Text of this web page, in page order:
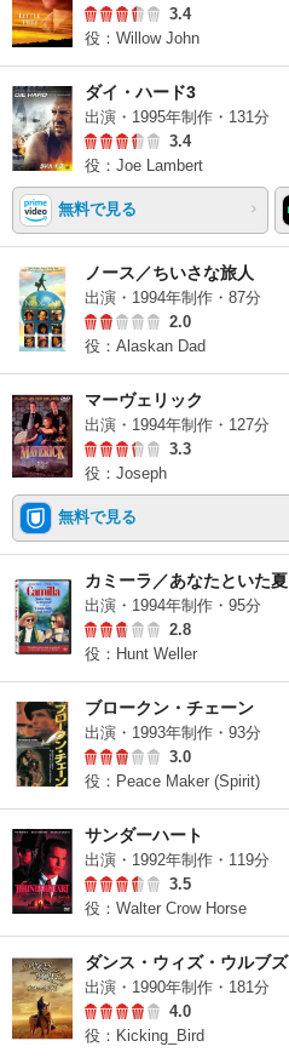
3.4
役：Willow John
ダイ・ハード3
出演・1995年制作・131分
3.4
役：Joe Lambert
無料で見る
ノース／ちいさな旅人
出演・1994年制作・87分
2.0
役：Alaskan Dad
マーヴェリック
出演・1994年制作・127分
3.3
役：Joseph
無料で見る
カミーラ／あなたといた夏
出演・1994年制作・95分
2.8
役：Hunt Weller
ブロークン・チェーン
出演・1993年制作・93分
3.0
役：Peace Maker (Spirit)
サンダーハート
出演・1992年制作・119分
3.5
役：Walter Crow Horse
ダンス・ウィズ・ウルブズ
出演・1990年制作・181分
4.0
役：Kicking_Bird